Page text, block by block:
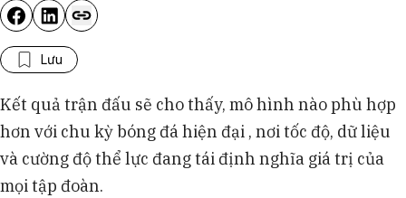
Lưu
Kết quả trận đấu sẽ cho thấy, mô hình nào phù hợp
hơn với chu kỳ bóng đá hiện đại , nơi tốc độ, dữ liệu
và cường độ thể lực đang tái định nghĩa giá trị của
mọi tập đoàn.